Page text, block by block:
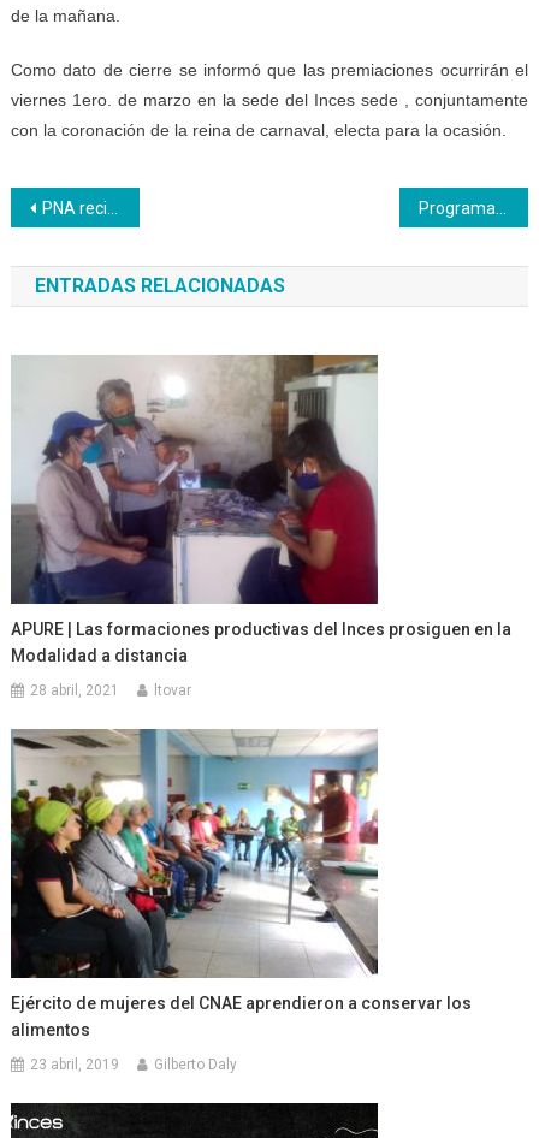
de la mañana.
Como dato de cierre se informó que las premiaciones ocurrirán el
viernes 1ero. de marzo en la sede del Inces sede , conjuntamente
con la coronación de la reina de carnaval, electa para la ocasión.
Navegación
de
entradas
PNA recibirá taller de manejo de video y redes sociales
ENTRADAS RELACIONADAS
APURE | Las formaciones productivas del Inces prosiguen en la
Modalidad a distancia
28 abril, 2021 ltovar
Ejército de mujeres del CNAE aprendieron a conservar los
alimentos
23 abril, 2019 Gilberto Daly